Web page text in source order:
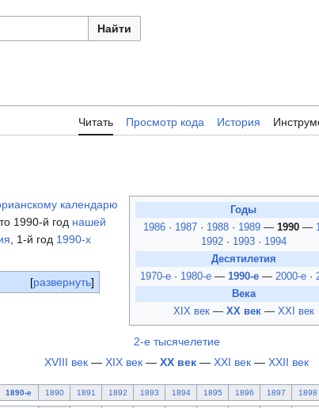
Найти
Читать Просмотр кода История
Годы
1986 · 1987 · 1988 · 1989 — 1990 —
1992 · 1993 · 1994
Десятилетия
1970-е · 1980-е — 1990-е — 2000-е ·
Века
XIX век— XX век— XXI век
2-е тысячелетие
XVIII век — XIX век — XX век — XXI век — XXII век
1890-е 1890 1891 1892 1893 1894 1895 1896 1897 1898
календарю
1990-й год нашей
, 1-й год 1990-х
развернуть